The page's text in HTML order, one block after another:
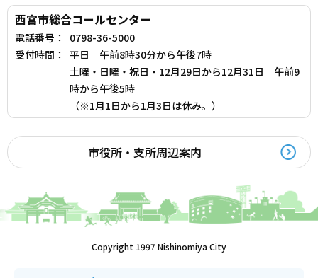
西宮市総合コールセンター
電話番号：
0798-36-5000
受付時間：
平日 午前8時30分から午後7時
土曜・日曜・祝日・12月29日から12月31日 午前9
時から午後5時
（※1月1日から1月3日は休み。）
市役所・支所周辺案内
Copyright 1997 Nishinomiya City